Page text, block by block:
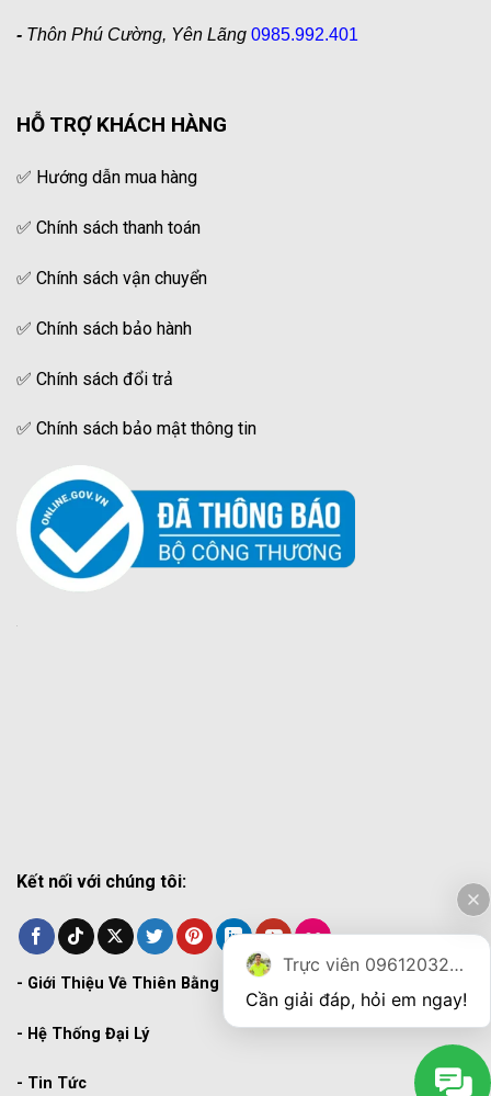
- Thôn Phú Cường, Yên Lãng 0985.992.401
HỖ TRỢ KHÁCH HÀNG
✅ Hướng dẫn mua hàng
✅ Chính sách thanh toán
✅ Chính sách vận chuyển
✅ Chính sách bảo hành
✅ Chính sách đổi trả
✅ Chính sách bảo mật thông tin
Kết nối với chúng tôi:
- Giới Thiệu Về Thiên Bằng
- Hệ Thống Đại Lý
- Tin Tức
Trực viên 0961203270
Cần giải đáp, hỏi em ngay!